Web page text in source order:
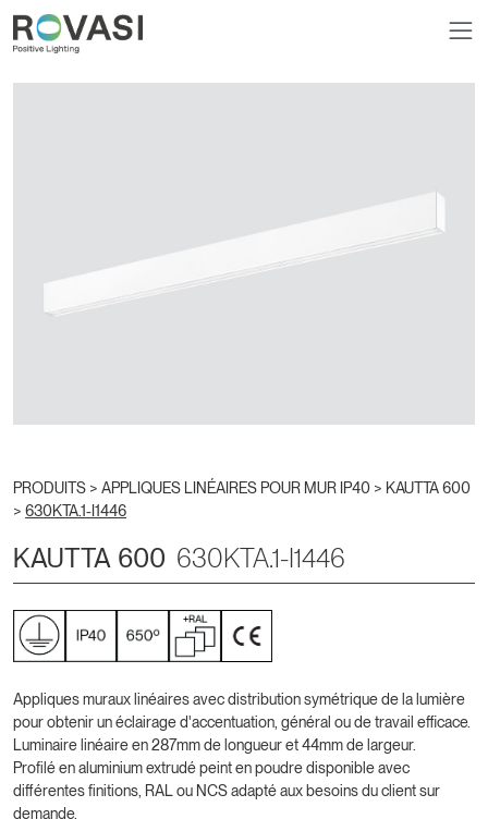
PRODUITS > APPLIQUES LINÉAIRES POUR MUR IP40 > KAUTTA 600
> 630KTA.1-I1446
KAUTTA 600 630KTA.1-I1446
Appliques muraux linéaires avec distribution symétrique de la lumière
pour obtenir un éclairage d'accentuation, général ou de travail efficace.
Luminaire linéaire en 287mm de longueur et 44mm de largeur.
Profilé en aluminium extrudé peint en poudre disponible avec
différentes finitions, RAL ou NCS adapté aux besoins du client sur
demande.